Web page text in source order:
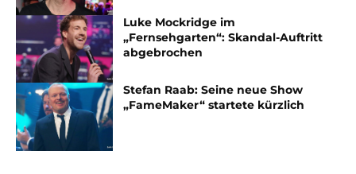
Luke Mockridge im
„Fernsehgarten“: Skandal-Auftritt
abgebrochen
Stefan Raab: Seine neue Show
„FameMaker“ startete kürzlich